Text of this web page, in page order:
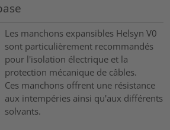
Les manchons expansibles Helsyn V0
sont particulièrement recommandés
pour l'isolation électrique et la
protection mécanique de câbles.
Ces manchons offrent une résistance
aux intempéries ainsi qu'aux différents
solvants.